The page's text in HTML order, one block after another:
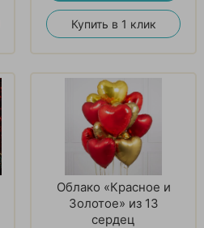
Купить в 1 клик
Облако «Красное и
Золотое» из 13
сердец